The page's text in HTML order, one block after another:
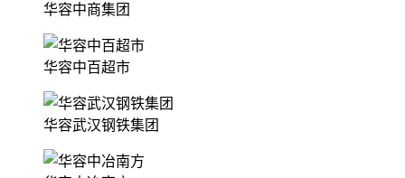
华容中商集团
华容中百超市
华容武汉钢铁集团